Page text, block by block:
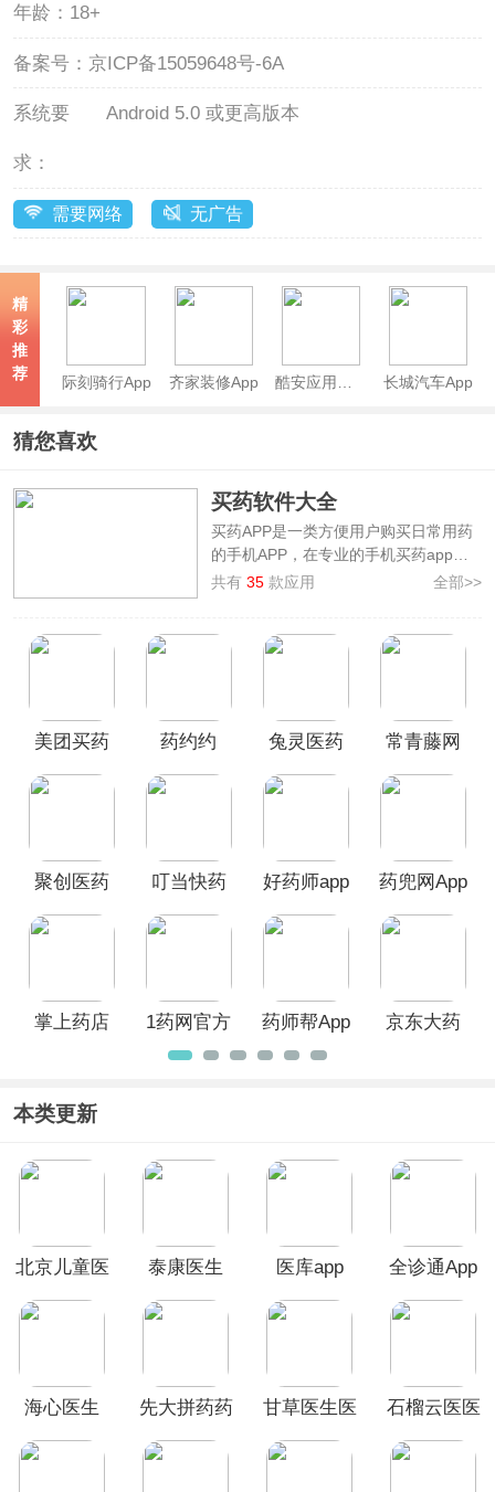
年龄： 18+
备案号： 京ICP备15059648号-6A
系统要
求：
Android 5.0 或更高版本
需要网络 无广告
精
彩
推
荐
际刻骑行App 齐家装修App 长城汽车App
猜您喜欢
买药软件大全
买药APP是一类方便用户购买日常用药
的手机APP，在专业的手机买药app上
用户动动手指就可以购买到你所需要的
供专业、便捷的购药服务。
店、1药网、药师帮
等好用靠谱的手机
买药软件，让您的生活变得更加便捷，
共有35 款应用 全部>>
美团买药
药约约
兔灵医药
常青藤网
聚创医药
叮当快药
好药师app 药兜网App
掌上药店
1药网官方
正版
药师帮App
京东大药
本类更新
北京儿童医
泰康医生 医库app 全诊通App
海心医生
先大拼药药
甘草医生医
石榴云医医